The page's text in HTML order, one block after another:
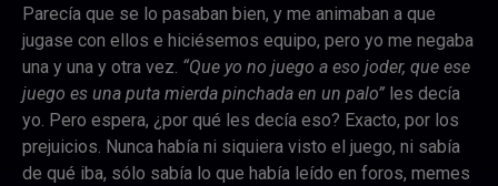
Parecía que se lo pasaban bien, y me animaban a que
jugase con ellos e hiciésemos equipo, pero yo me negaba
una y una y otra vez. “Que yo no juego a eso joder, que ese
juego es una puta mierda pinchada en un palo” les decía
yo. Pero espera, ¿por qué les decía eso? Exacto, por los
prejuicios. Nunca había ni siquiera visto el juego, ni sabía
de qué iba, sólo sabía lo que había leído en foros, memes